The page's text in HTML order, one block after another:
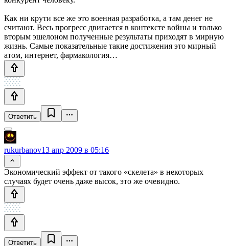
Как ни крути все же это военная разработка, а там денег не
считают. Весь прогресс двигается в контексте войны и только
вторым эшелоном полученные результаты приходят в мирную
жизнь. Самые показательные такие достижения это мирный
атом, интернет, фармакология…
Ответить
rukurbanov13 апр 2009 в 05:16
Экономический эффект от такого «скелета» в некоторых
случаях будет очень даже высок, это же очевидно.
Ответить